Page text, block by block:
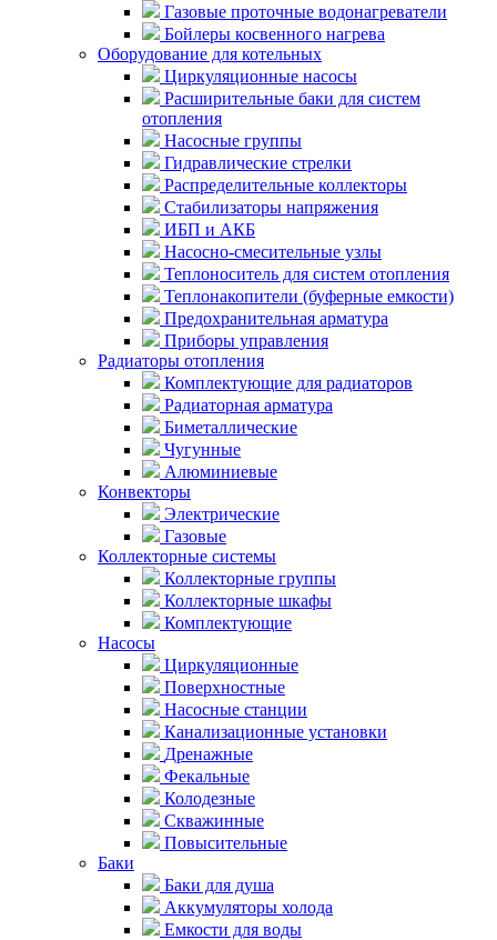
Газовые проточные водонагреватели
Бойлеры косвенного нагрева
Оборудование для котельных
Циркуляционные насосы
Расширительные баки для систем
отопления
Насосные группы
Гидравлические стрелки
Распределительные коллекторы
Стабилизаторы напряжения
ИБП и АКБ
Насосно-смесительные узлы
Теплоноситель для систем отопления
Теплонакопители (буферные емкости)
Предохранительная арматура
Приборы управления
Радиаторы отопления
Комплектующие для радиаторов
Радиаторная арматура
Биметаллические
Чугунные
Алюминиевые
Конвекторы
Электрические
Газовые
Коллекторные системы
Коллекторные группы
Коллекторные шкафы
Комплектующие
Насосы
Циркуляционные
Поверхностные
Насосные станции
Канализационные установки
Дренажные
Фекальные
Колодезные
Скважинные
Повысительные
Баки
Баки для душа
Аккумуляторы холода
Емкости для воды